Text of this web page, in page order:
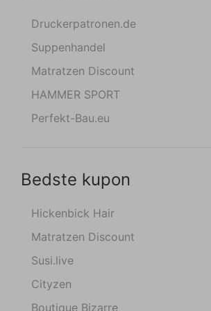
Druckerpatronen.de
Suppenhandel
Matratzen Discount
HAMMER SPORT
Perfekt-Bau.eu
Bedste kupon
Hickenbick Hair
Matratzen Discount
Susi.live
Cityzen
Boutique Bizarre